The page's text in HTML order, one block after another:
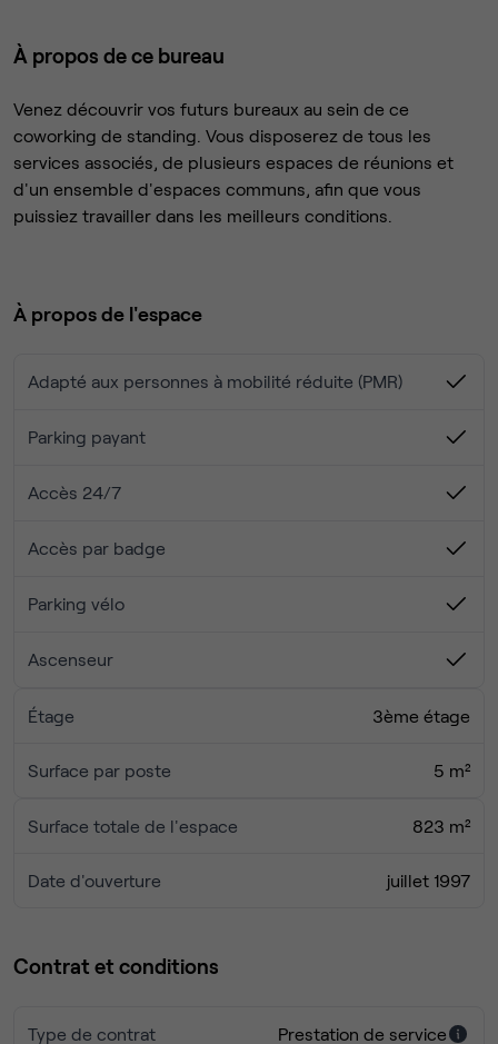
À propos de ce bureau
Venez découvrir vos futurs bureaux au sein de ce
coworking de standing. Vous disposerez de tous les
services associés, de plusieurs espaces de réunions et
d'un ensemble d'espaces communs, afin que vous
puissiez travailler dans les meilleurs conditions.
À propos de l'espace
Adapté aux personnes à mobilité réduite (PMR)
Parking payant
Accès 24/7
Accès par badge
Parking vélo
Ascenseur
Étage 3ème étage
Surface par poste 5 m²
Surface totale de l'espace 823 m²
Date d'ouverture juillet 1997
Contrat et conditions
Type de contrat Prestation de service